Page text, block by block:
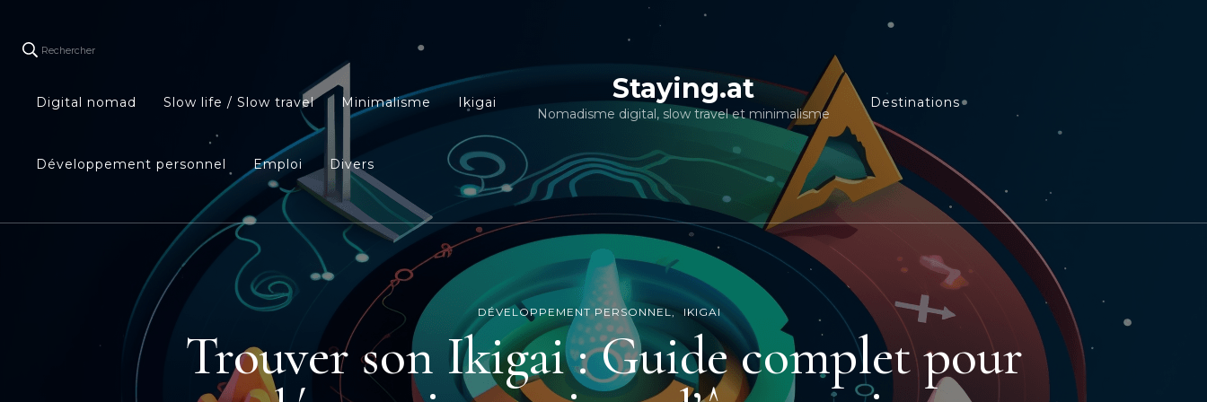
Rechercher
Digital nomad Slow life / Slow travel Minimalisme Ikigai Staying.at
Nomadisme digital, slow travel et minimalisme
Destinations
Développement personnel Emploi Divers
DÉVELOPPEMENT PERSONNEL IKIGAI
Trouver son Ikigai : Guide complet pour